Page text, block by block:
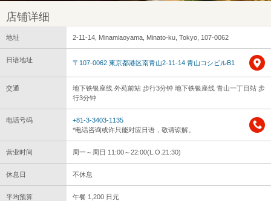
店铺详细
地址 2-11-14, Minamiaoyama, Minato-ku, Tokyo, 107-0062
日语地址 〒107-0062 東京都港区南青山2-11-14 青山コシビルB1
交通
地下铁银座线 外苑前站 步行3分钟 地下铁银座线 青山一丁目站 步
行3分钟
电话号码
+81-3-3403-1135
*电话咨询或许只能对应日语，敬请谅解。
营业时间 周一～周日 11:00～22:00(L.O.21:30)
休息日 不休息
平均预算
午餐 1,200 日元